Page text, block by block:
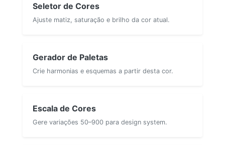
Seletor de Cores
Ajuste matiz, saturação e brilho da cor atual.
Gerador de Paletas
Crie harmonias e esquemas a partir desta cor.
Escala de Cores
Gere variações 50–900 para design system.